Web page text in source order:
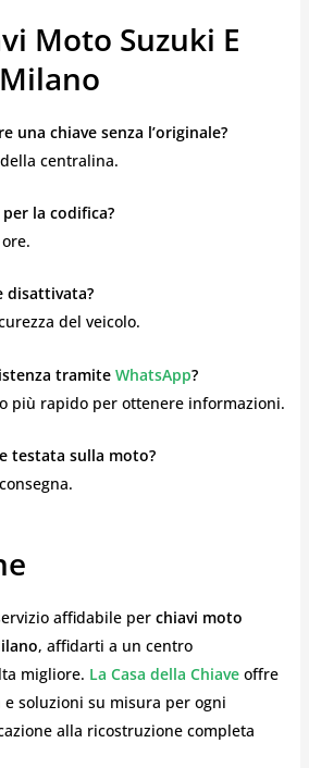
Moto Suzuki E
una chiave senza l’originale?
centralina.
la codifica?
disattivata?
del veicolo.
tramite WhatsApp?
più rapido per ottenere informazioni.
testata sulla moto?
affidabile per chiavi moto
, affidarti a un centro
migliore. La Casa della Chiave offre
soluzioni su misura per ogni
alla ricostruzione completa